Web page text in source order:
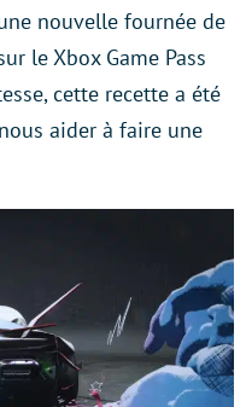
nouvelle fournée de
le Xbox Game Pass
cette recette a été
aider à faire une